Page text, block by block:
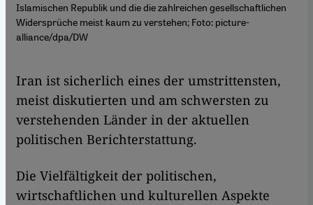
Islamischen Republik und die die zahlreichen gesellschaftlichen
Widersprüche meist kaum zu verstehen; Foto: picture-
alliance/dpa/DW
Iran ist sicherlich eines der umstrittensten,
meist diskutierten und am schwersten zu
verstehenden Länder in der aktuellen
politischen Berichterstattung.
Die Vielfältigkeit der politischen,
wirtschaftlichen und kulturellen Aspekte